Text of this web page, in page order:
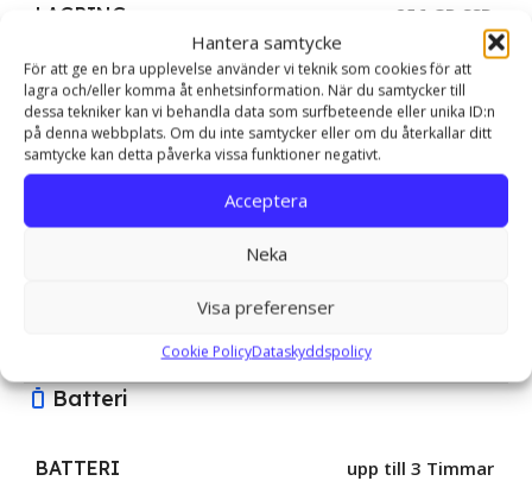
Hantera samtycke
För att ge en bra upplevelse använder vi teknik som cookies för att
lagra och/eller komma åt enhetsinformation. När du samtycker till
dessa tekniker kan vi behandla data som surfbeteende eller unika ID:n
på denna webbplats. Om du inte samtycker eller om du återkallar ditt
samtycke kan detta påverka vissa funktioner negativt.
Acceptera
Neka
Visa preferenser
Cookie PolicyDataskyddspolicy
LAGRING 256 GB SSD
Grafik Kort
GRAFIK
KORT
Intel HD Graphics 4000,NVIDIA Quadro
K1100M – 2 GB
Batteri
BATTERI upp till 3 Timmar